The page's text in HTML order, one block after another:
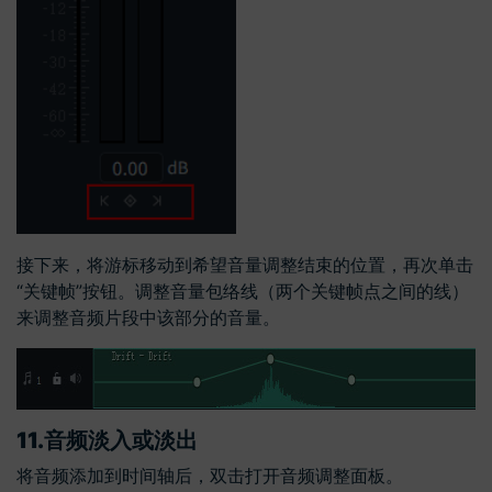
接下来，将游标移动到希望音量调整结束的位置，再次单击
“关键帧”按钮。调整音量包络线（两个关键帧点之间的线）
来调整音频片段中该部分的音量。
11.音频淡入或淡出
将音频添加到时间轴后，双击打开音频调整面板。